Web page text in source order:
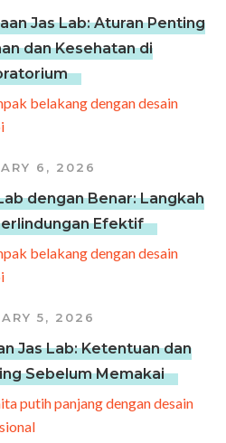
Jas Lab: Aturan Penting
dan Kesehatan di
6, 2026
dengan Benar: Langkah
Efektif
5, 2026
Jas Lab: Ketentuan dan
Sebelum Memakai